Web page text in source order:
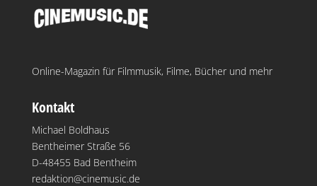
Online-Magazin für Filmmusik, Filme, Bücher und mehr
Kontakt
Michael Boldhaus
Bentheimer Straße 56
D-48455 Bad Bentheim
redaktion@cinemusic.de